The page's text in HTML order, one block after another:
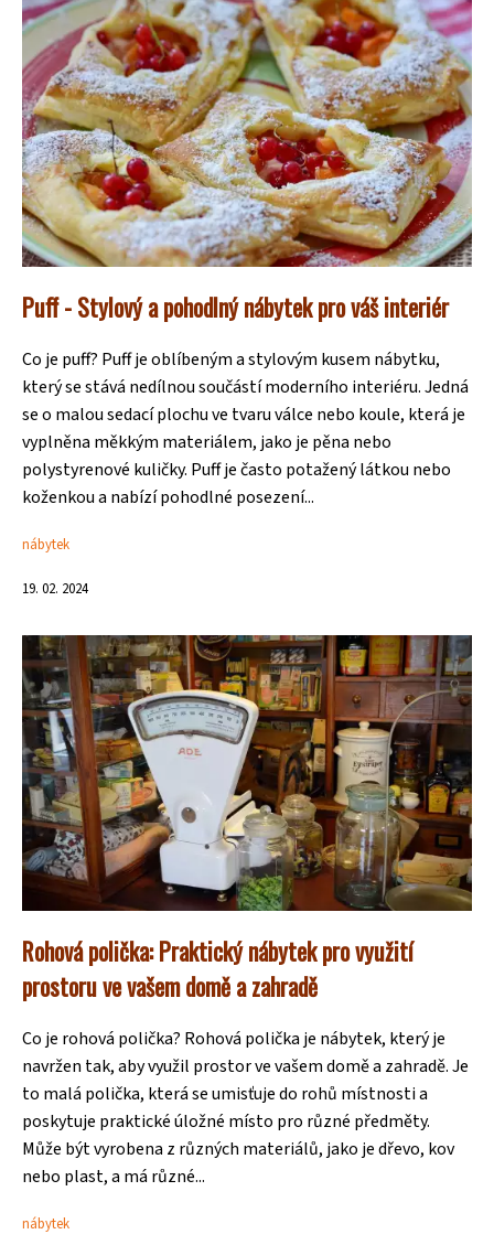
Puff - Stylový a pohodlný nábytek pro váš interiér
Co je puff? Puff je oblíbeným a stylovým kusem nábytku,
který se stává nedílnou součástí moderního interiéru. Jedná
se o malou sedací plochu ve tvaru válce nebo koule, která je
vyplněna měkkým materiálem, jako je pěna nebo
polystyrenové kuličky. Puff je často potažený látkou nebo
koženkou a nabízí pohodlné posezení...
nábytek
19. 02. 2024
Rohová polička: Praktický nábytek pro využití
prostoru ve vašem domě a zahradě
Co je rohová polička? Rohová polička je nábytek, který je
navržen tak, aby využil prostor ve vašem domě a zahradě. Je
to malá polička, která se umisťuje do rohů místnosti a
poskytuje praktické úložné místo pro různé předměty.
Může být vyrobena z různých materiálů, jako je dřevo, kov
nebo plast, a má různé...
nábytek